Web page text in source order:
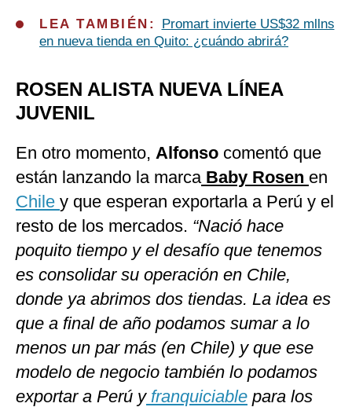
LEA TAMBIÉN:
Promart invierte US$32 mllns
en nueva tienda en Quito: ¿cuándo abrirá?
ROSEN ALISTA NUEVA LÍNEA
JUVENIL
En otro momento, Alfonso comentó que
están lanzando la marcaBaby Rosen en
Chile y que esperan exportarla a Perú y el
resto de los mercados. “Nació hace
poquito tiempo y el desafío que tenemos
es consolidar su operación en Chile,
donde ya abrimos dos tiendas. La idea es
que a final de año podamos sumar a lo
menos un par más (en Chile) y que ese
modelo de negocio también lo podamos
exportar a Perú yfranquiciable para los